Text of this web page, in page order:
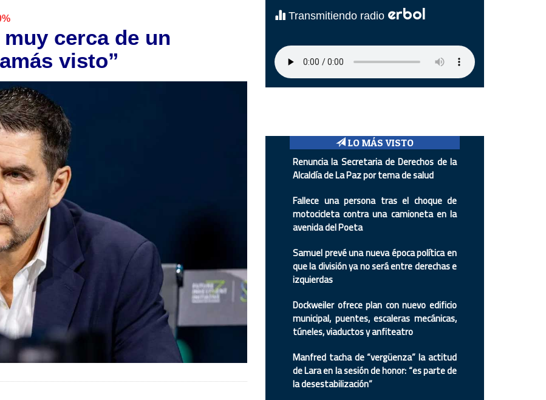
cerca de un
visto”
Transmitiendo radio erbol
LO MÁS VISTO
Renuncia la Secretaria de Derechos de la
Alcaldía de La Paz por tema de salud
Fallece una persona tras el choque de
motocicleta contra una camioneta en la
avenida del Poeta
Samuel prevé una nueva época política en
que la división ya no será entre derechas e
izquierdas
Dockweiler ofrece plan con nuevo edificio
municipal, puentes, escaleras mecánicas,
túneles, viaductos y anfiteatro
Manfred tacha de “vergüenza” la actitud
de Lara en la sesión de honor: “es parte de
la desestabilización”